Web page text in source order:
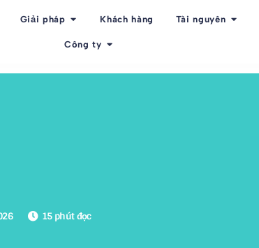
Giải pháp Khách hàng Tài nguyên
Công ty
15 phút đọc